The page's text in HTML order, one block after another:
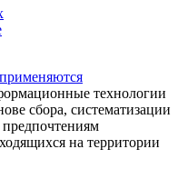
применяются
технологии
сбора, систематизации
на территории